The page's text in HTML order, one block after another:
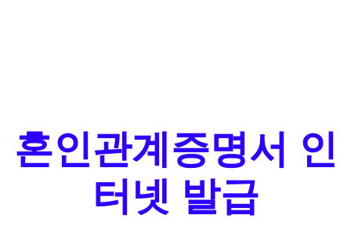
혼인관계증명서 인
터넷 발급